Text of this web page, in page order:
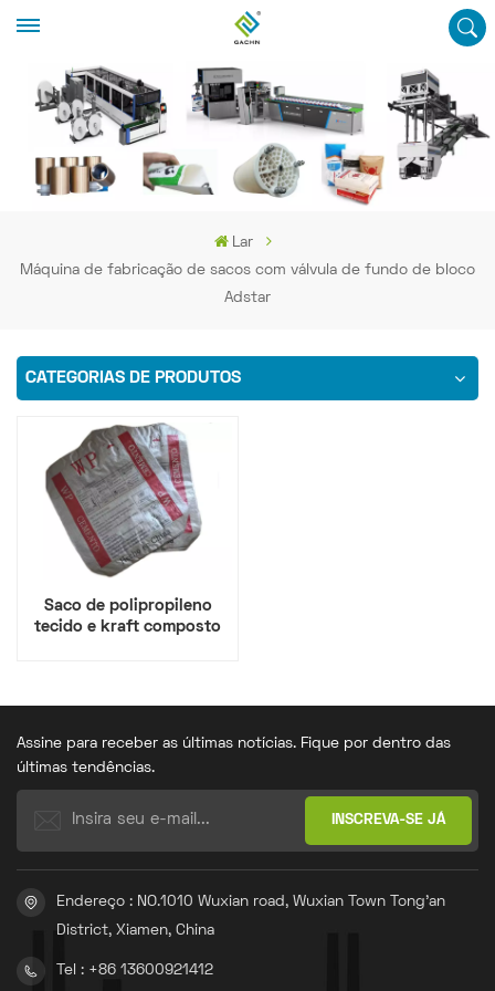
Lar
Máquina de fabricação de sacos com válvula de fundo de bloco
Adstar
CATEGORIAS DE PRODUTOS
Saco de polipropileno
tecido e kraft composto
Assine para receber as últimas notícias. Fique por dentro das
últimas tendências.
Endereço : NO.1010 Wuxian road, Wuxian Town Tong'an
District, Xiamen, China
Tel : +86 13600921412